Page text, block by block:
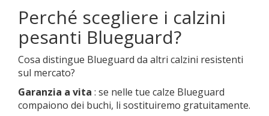
Perché scegliere i calzini
pesanti Blueguard?
Cosa distingue Blueguard da altri calzini resistenti
sul mercato?
Garanzia a vita : se nelle tue calze Blueguard
compaiono dei buchi, li sostituiremo gratuitamente.